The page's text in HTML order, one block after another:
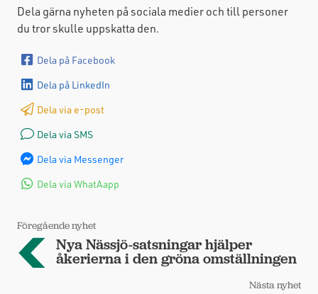
Dela gärna nyheten på sociala medier och till personer
du tror skulle uppskatta den.
Dela på Facebook
Dela på LinkedIn
Dela via e-post
Dela via SMS
Dela via Messenger
Dela via WhatAapp
Föregående nyhet
Nya Nässjö-satsningar hjälper
åkerierna i den gröna omställningen
Nästa nyhet